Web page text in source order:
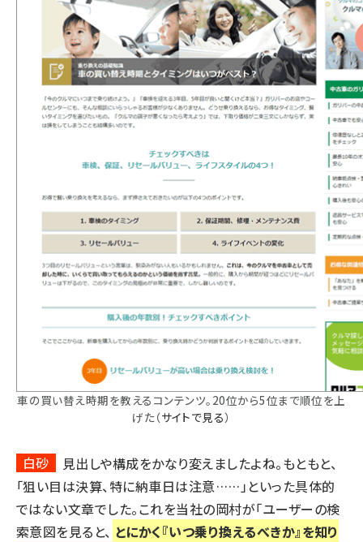
車の買い替え時期を教えるコンテンツ。20位から5位まで順位を上
げた（サイトで見る）
白砂
見出しや構成をかなり変えましたよね。もともと、
「狙い目は決算、特に納車日は注意……」といった具体的
ではない文章でした。これを当社の岡村が「ユーザーの検
索意図を見ると、 とにかく『いつ乗り換えるべきか』を知り